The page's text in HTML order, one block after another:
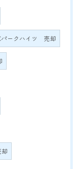
パークハイツ 売却